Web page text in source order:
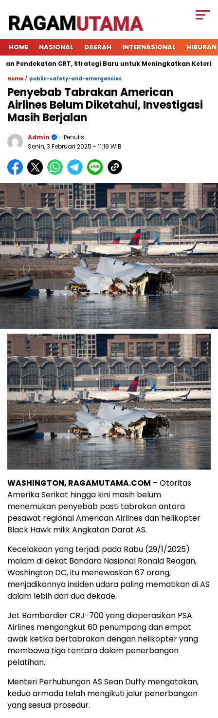
HOME NASIONAL DAERAH INTERNASIONAL HIBURAN
CRT, Strategi Baru untuk Meningkatkan Keterlibatan
Home / public-safety-and-emergencies
Penyebab Tabrakan American
Airlines Belum Diketahui, Investigasi
Masih Berjalan
Admin
- Penulis
Senin, 3 Februari 2025 - 11:19 WIB
WASHINGTON, RAGAMUTAMA.COM – Otoritas
Amerika Serikat hingga kini masih belum
menemukan penyebab pasti tabrakan antara
pesawat regional American Airlines dan helikopter
Black Hawk milik Angkatan Darat AS.
Kecelakaan yang terjadi pada Rabu (29/1/2025)
malam di dekat Bandara Nasional Ronald Reagan,
Washington DC, itu menewaskan 67 orang,
menjadikannya insiden udara paling mematikan di AS
dalam lebih dari dua dekade.
Jet Bombardier CRJ-700 yang dioperasikan PSA
Airlines mengangkut 60 penumpang dan empat
awak ketika bertabrakan dengan helikopter yang
membawa tiga tentara dalam penerbangan
pelatihan.
Menteri Perhubungan AS Sean Duffy mengatakan,
kedua armada telah mengikuti jalur penerbangan
yang sesuai prosedur.